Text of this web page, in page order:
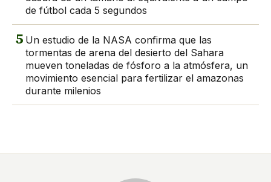
de fútbol cada 5 segundos
5 Un estudio de la NASA confirma que las
tormentas de arena del desierto del Sahara
mueven toneladas de fósforo a la atmósfera, un
movimiento esencial para fertilizar el amazonas
durante milenios